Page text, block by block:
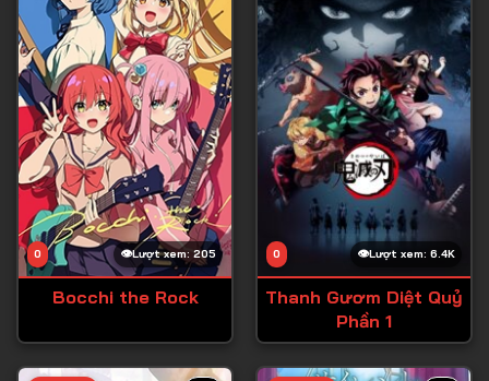
Lượt xem: 205
0
Bocchi the Rock
Lượt xem: 6.4K
0
Thanh Gươm Diệt Quỷ
Phần 1